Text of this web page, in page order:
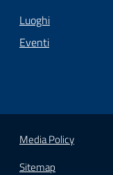
Luoghi
Eventi
Media Policy
Sitemap